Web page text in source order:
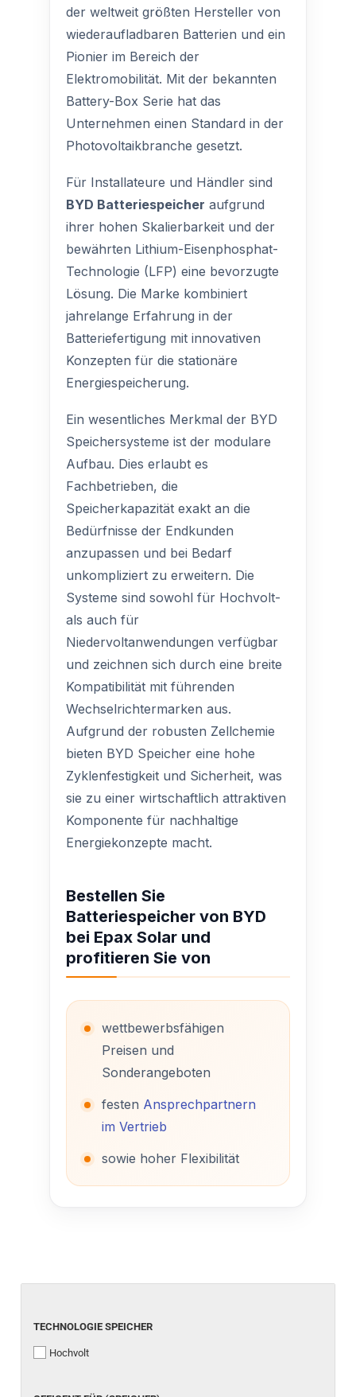
der weltweit größten Hersteller von
wiederaufladbaren Batterien und ein
Pionier im Bereich der
Elektromobilität. Mit der bekannten
Battery-Box Serie hat das
Unternehmen einen Standard in der
Photovoltaikbranche gesetzt.
Für Installateure und Händler sind
BYD Batteriespeicher aufgrund
ihrer hohen Skalierbarkeit und der
bewährten Lithium-Eisenphosphat-
Technologie (LFP) eine bevorzugte
Lösung. Die Marke kombiniert
jahrelange Erfahrung in der
Batteriefertigung mit innovativen
Konzepten für die stationäre
Energiespeicherung.
Ein wesentliches Merkmal der BYD
Speichersysteme ist der modulare
Aufbau. Dies erlaubt es
Fachbetrieben, die
Speicherkapazität exakt an die
Bedürfnisse der Endkunden
anzupassen und bei Bedarf
unkompliziert zu erweitern. Die
Systeme sind sowohl für Hochvolt-
als auch für
Niedervoltanwendungen verfügbar
und zeichnen sich durch eine breite
Kompatibilität mit führenden
Wechselrichtermarken aus.
Aufgrund der robusten Zellchemie
bieten BYD Speicher eine hohe
Zyklenfestigkeit und Sicherheit, was
sie zu einer wirtschaftlich attraktiven
Komponente für nachhaltige
Energiekonzepte macht.
Bestellen Sie
Batteriespeicher von BYD
bei Epax Solar und
profitieren Sie von
wettbewerbsfähigen
Preisen und
Sonderangeboten
festen Ansprechpartnern
im Vertrieb
sowie hoher Flexibilität
TECHNOLOGIE SPEICHER
TECHNOLOGIE SPEICHER
Hochvolt